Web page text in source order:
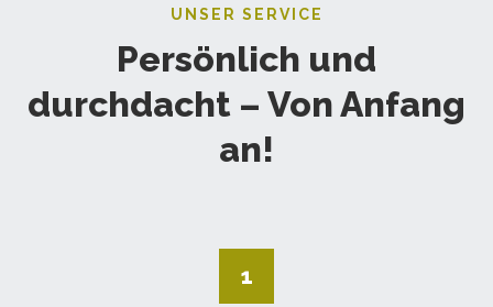
UNSER SERVICE
Persönlich und
durchdacht – Von Anfang
an!
1